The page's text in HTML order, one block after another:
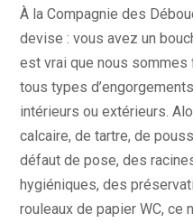
À la Compagnie des
devise : vous avez un
est vrai que nous
tous types
intérieurs ou extérieurs.
calcaire, de tartre, de
défaut de pose, des
hygiéniques, des
rouleaux de papier WC, ce